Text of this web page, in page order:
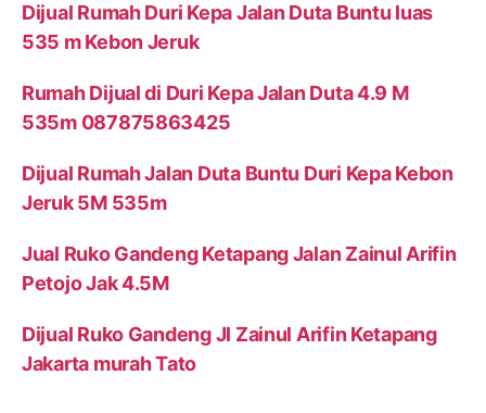
Dijual Rumah Duri Kepa Jalan Duta Buntu luas
535 m Kebon Jeruk
Rumah Dijual di Duri Kepa Jalan Duta 4.9 M
535m 087875863425
Dijual Rumah Jalan Duta Buntu Duri Kepa Kebon
Jeruk 5M 535m
Jual Ruko Gandeng Ketapang Jalan Zainul Arifin
Petojo Jak 4.5M
Dijual Ruko Gandeng Jl Zainul Arifin Ketapang
Jakarta murah Tato